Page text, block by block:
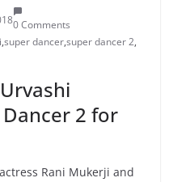
0 Comments
,super dancer,super dancer 2,
2 for
Rani Mukerji and